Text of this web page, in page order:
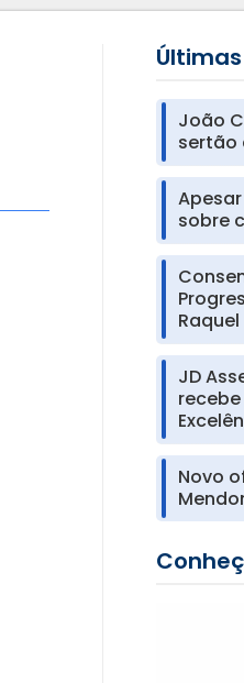
João
sertão
sobre
Raquel
JD
Novo